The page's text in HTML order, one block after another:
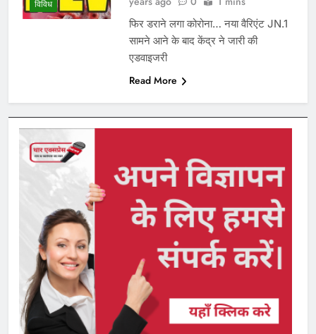
विविध
फिर डराने लगा कोरोना… नया वैरिएंट JN.1
सामने आने के बाद केंद्र ने जारी की
एडवाइजरी
Read More